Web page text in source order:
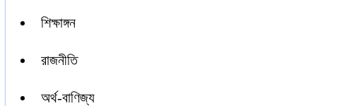
শিক্ষাঙ্গন
রাজনীতি
অর্থ-বাণিজ্য